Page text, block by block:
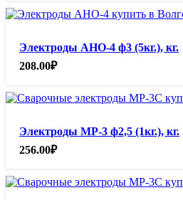
Электроды АНО-4 ф3 (5кг.), кг.
208.00₽
Электроды МР-3 ф2,5 (1кг.), кг.
256.00₽